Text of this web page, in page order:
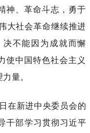
神、革命斗志，勇于
大社会革命继续推进
不能因为成就而懈
使中国特色社会主义
量。
在新进中央委员会的
干部学习贯彻习近平